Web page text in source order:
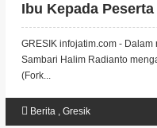
Ibu Kepada
GRESIK infojatim.com -
Sambari Halim Radianto
(Fork...
Berita, Gresik